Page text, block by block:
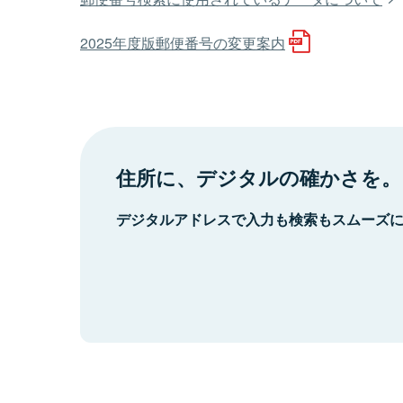
2025年度版郵便番号の変更案内
住所に、デジタルの確かさを。
デジタルアドレスで入力も検索もスムーズ